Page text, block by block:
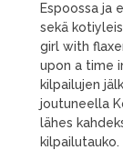
Espoossa ja
sekä
girl with
upon a time
kilpailujen
joutuneella
lähes